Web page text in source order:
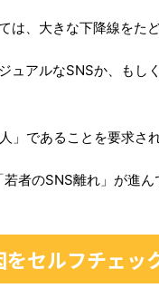
、大きな下降線をたど
ュアルなSNSか、もし
」であることを要求さ
者のSNS離れ」が進
セルフチェッ